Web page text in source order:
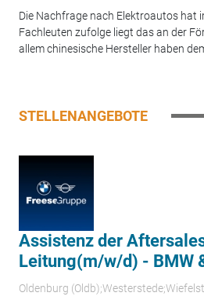
Die Nachfrage nach Elektroautos hat
Fachleuten zufolge liegt das an der
allem chinesische Hersteller haben
STELLENANGEBOTE
Assistenz der
Leitung(m/w/d) - BMW
Oldenburg